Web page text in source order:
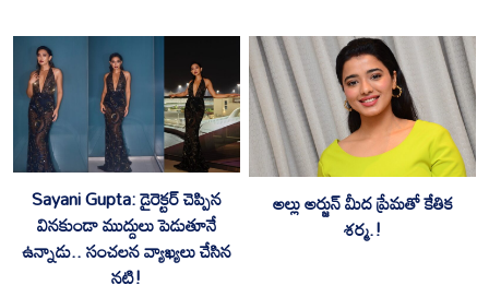
Sayani Gupta: డైరెక్టర్ చెప్పిన
వినకుండా ముద్దులు పెడుతూనే
ఉన్నాడు.. సంచలన వ్యాఖ్యలు చేసిన
నటి!
అల్లు అర్జున్ మీద ప్రేమతో కేతిక
శర్మ.!